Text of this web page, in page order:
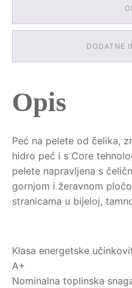
DODATNE
Opis
Peć na pelete od čelika,
hidro peć i s Core
pelete napravljena s
gornjom i žeravnom
stranicama u bijeloj,
Klasa energetske
A+
Nominalna toplinska